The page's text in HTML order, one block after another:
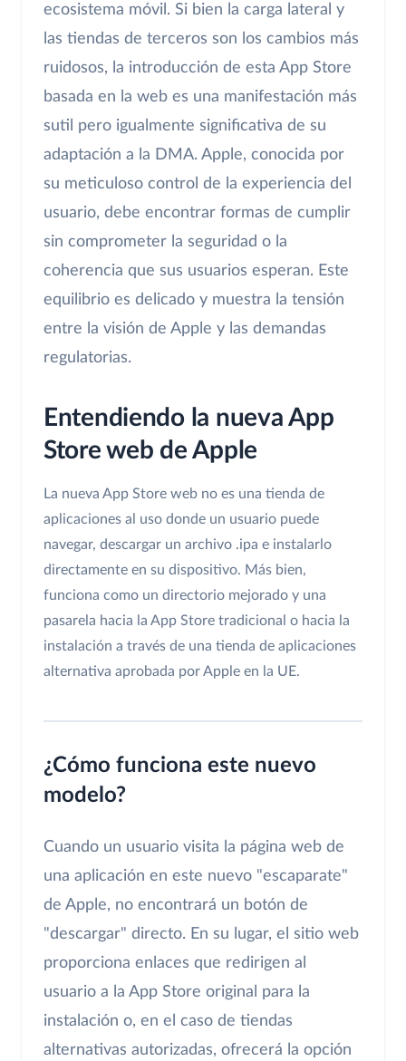
ecosistema móvil. Si bien la carga lateral y
las tiendas de terceros son los cambios más
ruidosos, la introducción de esta App Store
basada en la web es una manifestación más
sutil pero igualmente significativa de su
adaptación a la DMA. Apple, conocida por
su meticuloso control de la experiencia del
usuario, debe encontrar formas de cumplir
sin comprometer la seguridad o la
coherencia que sus usuarios esperan. Este
equilibrio es delicado y muestra la tensión
entre la visión de Apple y las demandas
regulatorias.
Entendiendo la nueva App
Store web de Apple
La nueva App Store web no es una tienda de
aplicaciones al uso donde un usuario puede
navegar, descargar un archivo .ipa e instalarlo
directamente en su dispositivo. Más bien,
funciona como un directorio mejorado y una
pasarela hacia la App Store tradicional o hacia la
instalación a través de una tienda de aplicaciones
alternativa aprobada por Apple en la UE.
¿Cómo funciona este nuevo
modelo?
Cuando un usuario visita la página web de
una aplicación en este nuevo "escaparate"
de Apple, no encontrará un botón de
"descargar" directo. En su lugar, el sitio web
proporciona enlaces que redirigen al
usuario a la App Store original para la
instalación o, en el caso de tiendas
alternativas autorizadas, ofrecerá la opción